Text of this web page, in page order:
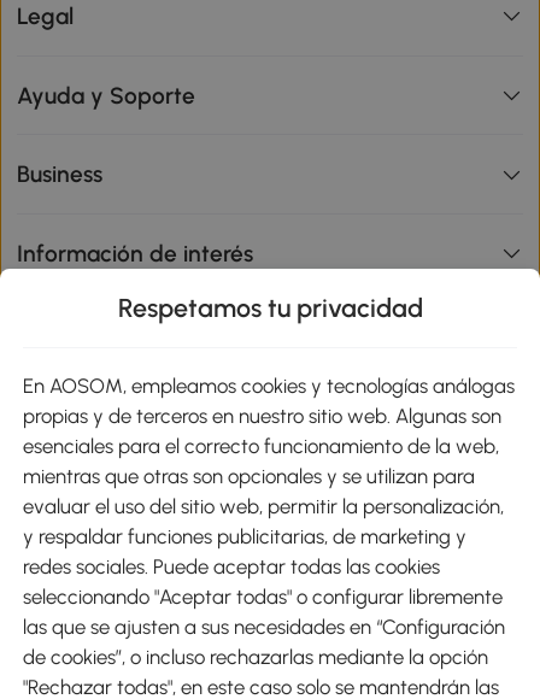
Legal
Ayuda y Soporte
Business
Información de interés
Métodos de Pago
Envíos
Descargar Aosom App
Respetamos tu privacidad
En AOSOM, empleamos cookies y tecnologías análogas
propias y de terceros en nuestro sitio web. Algunas son
esenciales para el correcto funcionamiento de la web,
mientras que otras son opcionales y se utilizan para
evaluar el uso del sitio web, permitir la personalización,
y respaldar funciones publicitarias, de marketing y
redes sociales. Puede aceptar todas las cookies
seleccionando "Aceptar todas" o configurar libremente
las que se ajusten a sus necesidades en “Configuración
de cookies”, o incluso rechazarlas mediante la opción
"Rechazar todas", en este caso solo se mantendrán las